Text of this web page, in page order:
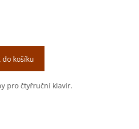
do košíku
pro čtyřruční klavír.